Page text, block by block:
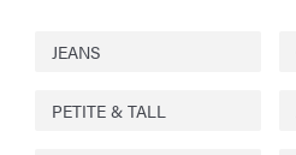
JEANS
PETITE & TALL